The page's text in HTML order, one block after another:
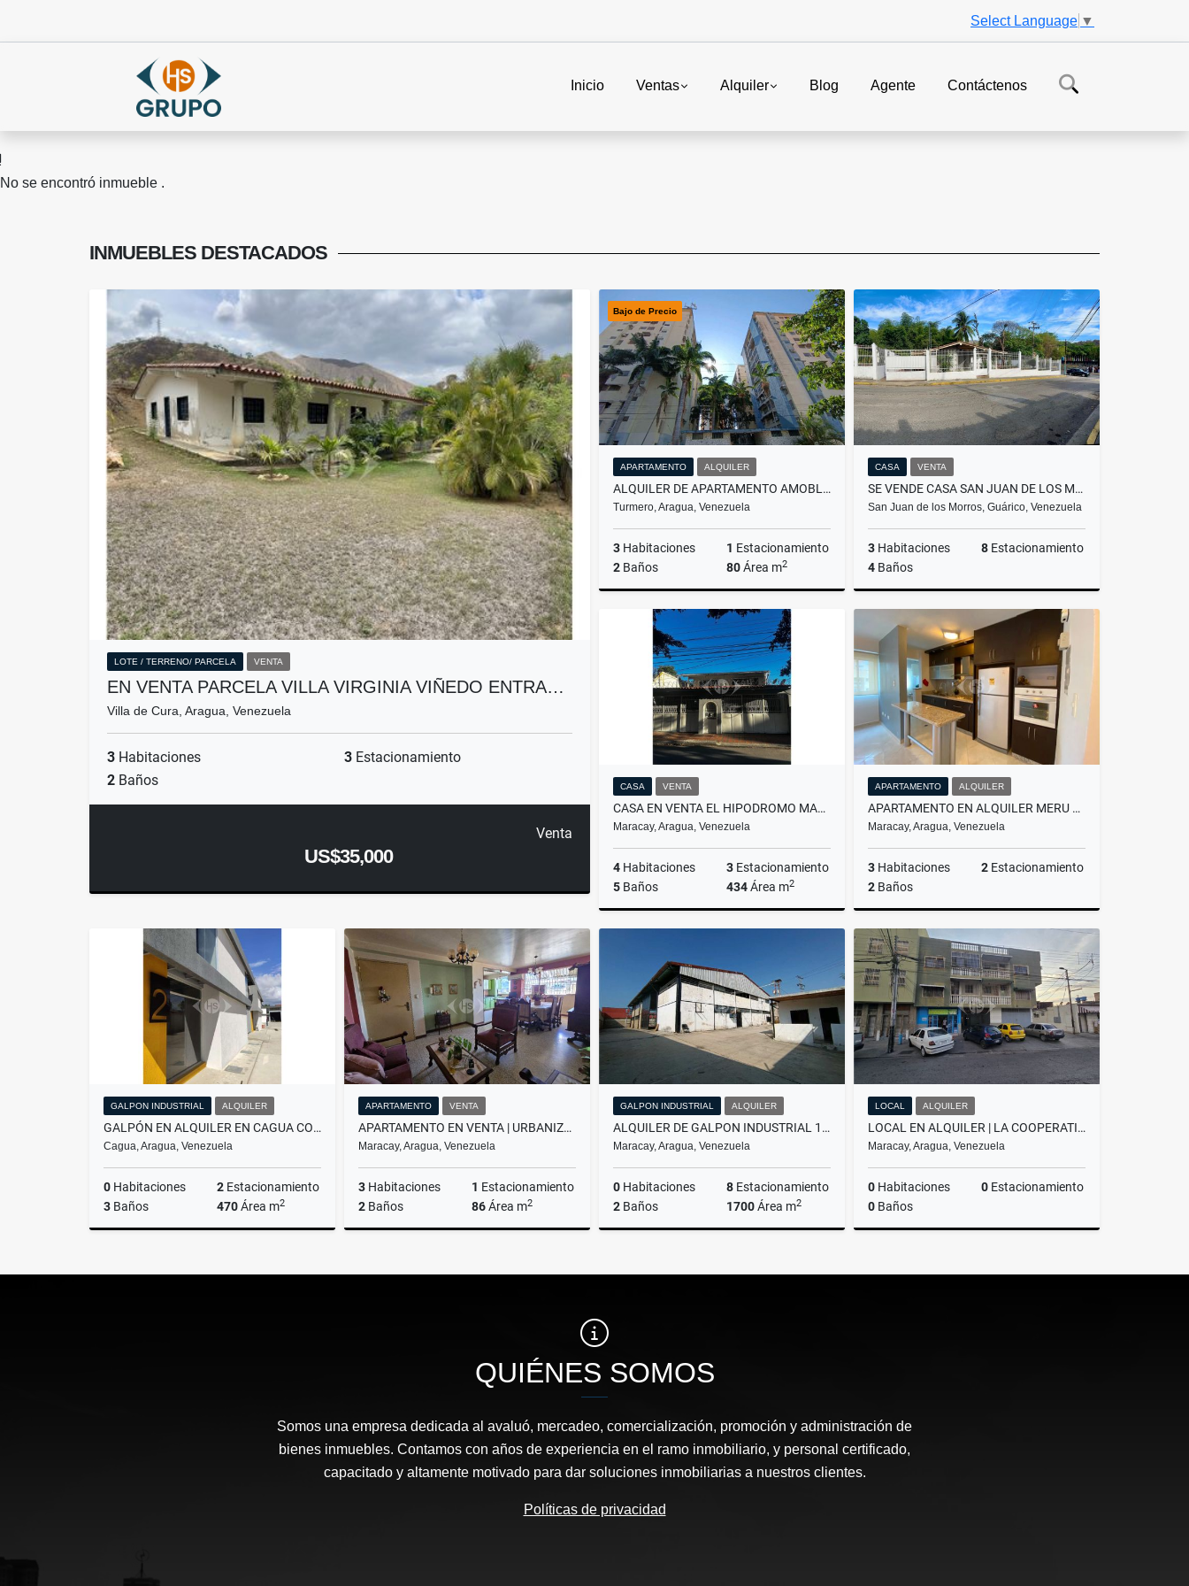
Select Language ▼
Inicio Ventas Alquiler Blog Agente Contáctenos
No se encontró inmueble .
INMUEBLES DESTACADOS
LOTE / TERRENO/ PARCELA VENTA
EN VENTA PARCELA VILLA VIRGINIA VIÑEDO ENTRA…
Villa de Cura, Aragua, Venezuela
3 Habitaciones 3 Estacionamiento
2 Baños
Venta
US$35,000
Bajo de Precio
APARTAMENTO ALQUILER
ALQUILER DE APARTAMENTO AMOBLADO EN URB SAN PABLO TURMERO EDO ARAGUA
Turmero, Aragua, Venezuela
3 Habitaciones 1 Estacionamiento
2 Baños 80Área m2
Alquiler
US$380
CASA VENTA
SE VENDE CASA SAN JUAN DE LOS MORROS GUÁRICO
San Juan de los Morros, Guárico, Venezuela
3 Habitaciones 8 Estacionamiento
4 Baños
Venta
US$80,000
CASA VENTA
CASA EN VENTA EL HIPODROMO MARACAY
Maracay, Aragua, Venezuela
4 Habitaciones 3 Estacionamiento
5 Baños 434Área m2
APARTAMENTO ALQUILER
APARTAMENTO EN ALQUILER MERU PARK LAS DELICIAS
Maracay, Aragua, Venezuela
3 Habitaciones 2 Estacionamiento
2 Baños
Alquiler
US$650
GALPON INDUSTRIAL ALQUILER
GALPÓN EN ALQUILER EN CAGUA CONDOMINIO PRIVADO EDO ARAGUA
Cagua, Aragua, Venezuela
0 Habitaciones 2 Estacionamiento
3 Baños 470Área m2
US$1,400
APARTAMENTO VENTA
APARTAMENTO EN VENTA | URBANIZACIÓN EL CENTRO MARACAY
Maracay, Aragua, Venezuela
3 Habitaciones 1 Estacionamiento
2 Baños 86Área m2
US$37,000
GALPON INDUSTRIAL ALQUILER
ALQUILER DE GALPON INDUSTRIAL 1700 M² SAN VICENTE MARACAY EDO ARAGUA
Maracay, Aragua, Venezuela
0 Habitaciones 8 Estacionamiento
2 Baños 1700Área m2
US$850
LOCAL ALQUILER
LOCAL EN ALQUILER | LA COOPERATIVA, MARACAY
Maracay, Aragua, Venezuela
0 Habitaciones 0 Estacionamiento
0 Baños
US$650
QUIÉNES SOMOS
Somos una empresa dedicada al avaluó, mercadeo, comercialización, promoción y administración de
bienes inmuebles. Contamos con años de experiencia en el ramo inmobiliario, y personal certificado,
capacitado y altamente motivado para dar soluciones inmobiliarias a nuestros clientes.
Políticas de privacidad